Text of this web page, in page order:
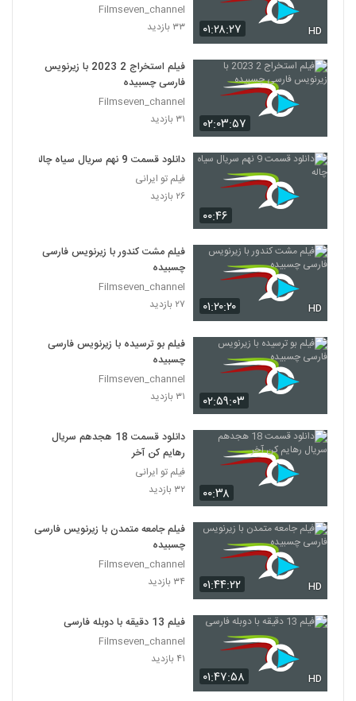
۰۱:۲۸:۲۷ HD
Filmseven_channel
۳۳ بازدید
۰۲:۰۳:۵۷
فیلم استخراج 2 2023 با زیرنویس
فارسی چسبیده
Filmseven_channel
۳۱ بازدید
۰۰:۴۶
دانلود قسمت 9 نهم سریال سیاه چاله
فیلم تو ایرانی
۲۶ بازدید
۰۱:۲۰:۲۰ HD
فیلم مشت کندور با زیرنویس فارسی
چسبیده
Filmseven_channel
۲۷ بازدید
۰۲:۵۹:۰۳
فیلم بو ترسیده با زیرنویس فارسی
چسبیده
Filmseven_channel
۳۱ بازدید
۰۰:۳۸
دانلود قسمت 18 هجدهم سریال
رهایم کن آخر
فیلم تو ایرانی
۳۲ بازدید
۰۱:۴۴:۲۲ HD
فیلم جامعه متمدن با زیرنویس فارسی
چسبیده
Filmseven_channel
۳۴ بازدید
۰۱:۴۷:۵۸ HD
فیلم 13 دقیقه با دوبله فارسی
Filmseven_channel
۴۱ بازدید